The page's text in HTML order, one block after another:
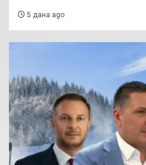
5 дана ago